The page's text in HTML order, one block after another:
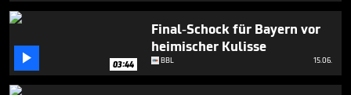
 03:44
Final-Schock für Bayern vor
heimischer Kulisse
BBL 15.06.